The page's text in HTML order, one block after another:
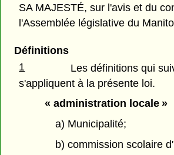
SA MAJESTÉ, sur l'avis et du
l'Assemblée législative du
Définitions
1
Les définitions qui
s'appliquent à la présente loi.
« administration locale »
a) Municipalité;
b) commission scolaire